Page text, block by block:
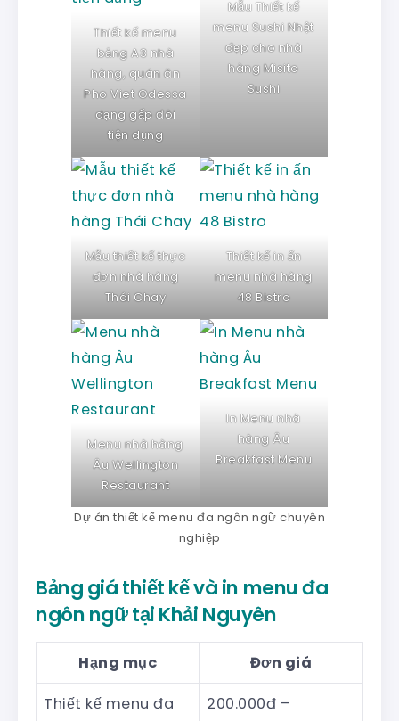
Thiết kế menu
bảng A3 nhà
hàng, quán ăn
Pho Viet Odessa
dạng gấp đôi
tiện dụng
Mẫu Thiết kế
menu Sushi Nhật
đẹp cho nhà
hàng Misito
Sushi
Mẫu thiết kế thực
đơn nhà hàng
Thái Chay
Thiết kế in ấn
menu nhà hàng
48 Bistro
Menu nhà hàng
Âu Wellington
Restaurant
In Menu nhà
hàng Âu
Breakfast Menu
Dự án thiết kế menu đa ngôn ngữ chuyên
nghiệp
Bảng giá thiết kế và in menu đa
ngôn ngữ tại Khải Nguyên
Hạng mục
Đơn giá
Thiết kế menu đa
200.000đ –